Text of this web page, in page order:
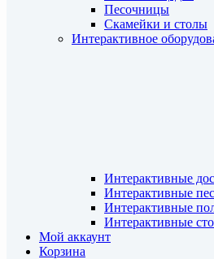
Песочницы
Скамейки и столы
Интерактивное
Интерактивные
Интерактивные
Интерактивные
Интерактивные
Мой аккаунт
Корзина